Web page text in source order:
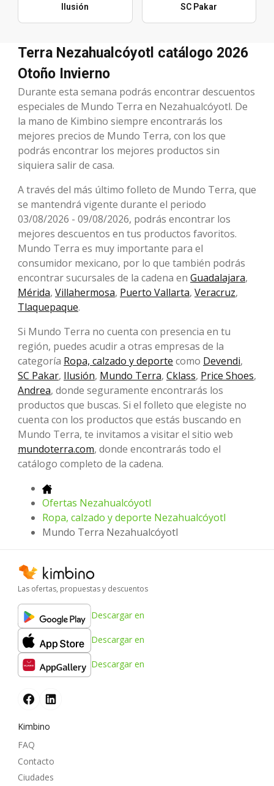
Ilusión SC Pakar
Terra Nezahualcóyotl catálogo 2026
Otoño Invierno
Durante esta semana podrás encontrar descuentos
especiales de Mundo Terra en Nezahualcóyotl. De
la mano de Kimbino siempre encontrarás los
mejores precios de Mundo Terra, con los que
podrás encontrar los mejores productos sin
siquiera salir de casa.
A través del más último folleto de Mundo Terra, que
se mantendrá vigente durante el periodo
03/08/2026 - 09/08/2026, podrás encontrar los
mejores descuentos en tus productos favoritos.
Mundo Terra es muy importante para el
consumidor mexicano, por lo que también podrás
encontrar sucursales de la cadena en Guadalajara,
Mérida, Villahermosa, Puerto Vallarta, Veracruz,
Tlaquepaque.
Si Mundo Terra no cuenta con presencia en tu
región, puedes acudir a otras empresas de la
categoría Ropa, calzado y deporte como Devendi,
SC Pakar, Ilusión, Mundo Terra, Cklass, Price Shoes,
Andrea, donde seguramente encontrarás los
productos que buscas. Si el folleto que elegiste no
cuenta con los productos que estás buscando en
Mundo Terra, te invitamos a visitar el sitio web
mundoterra.com, donde encontrarás todo el
catálogo completo de la cadena.
Ofertas Nezahualcóyotl
Ropa, calzado y deporte Nezahualcóyotl
Mundo Terra Nezahualcóyotl
Las ofertas, propuestas y descuentos
Descargar en
Descargar en
Descargar en
Kimbino
FAQ
Contacto
Ciudades